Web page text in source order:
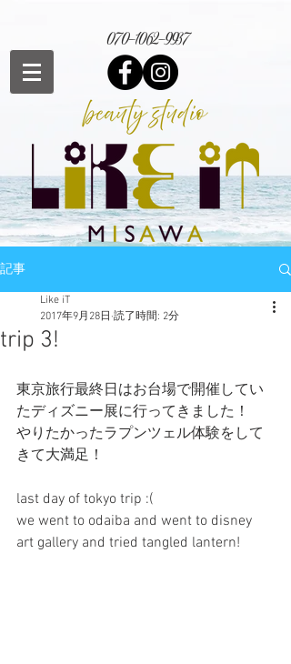
070-1062-9937
記事
trip 3!
Like iT
2017年9月28日 読了時間: 2分
東京旅行最終日はお台場で開催してい
たディズニー展に行ってきました！
やりたかったラプンツェル体験をして
きて大満足！
last day of tokyo trip :(
we went to odaiba and went to disney
art gallery and tried tangled lantern!